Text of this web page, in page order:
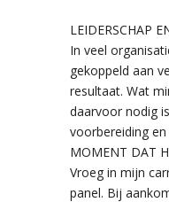
LEIDERSCHAP
In veel
gekoppeld aan
resultaat. Wat
daarvoor nodig
voorbereiding
MOMENT DAT
Vroeg in mijn
panel. Bij